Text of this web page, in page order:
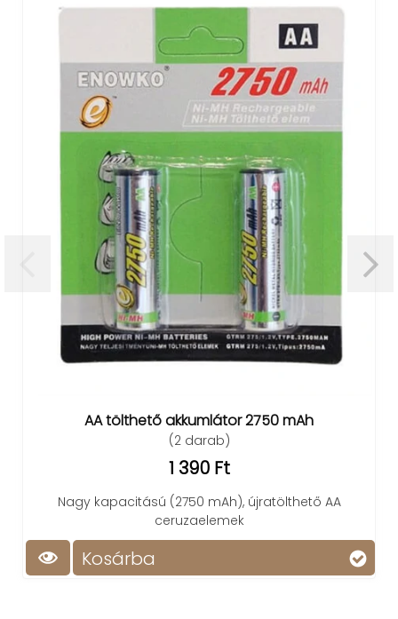
AA tölthető akkumlátor 2750 mAh
kapacitású (2750 mAh), újratölthető AA
ceruzaelemek
Kosárba
BT3401